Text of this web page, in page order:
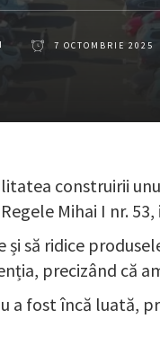
7 OCTOMBRIE 2025
construirii
Mihai I nr.
să ridice
precizând că
a fost încă luată,